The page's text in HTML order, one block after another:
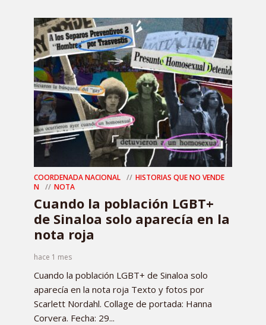
COORDENADA NACIONAL
HISTORIAS QUE NO VENDE
N
NOTA
Cuando la población LGBT+
de Sinaloa solo aparecía en la
nota roja
hace 1 mes
Cuando la población LGBT+ de Sinaloa solo
aparecía en la nota roja Texto y fotos por
Scarlett Nordahl. Collage de portada: Hanna
Corvera. Fecha: 29...